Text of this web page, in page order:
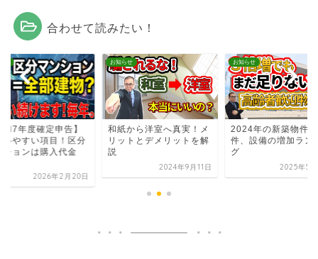
合わせて読みたい！
和7年度確定申告】
いやすい項目！区分
ションは購入代金
2026年2月20日
お知らせ
和紙から洋室へ真実！メ
リットとデメリットを解
説
2024年9月11日
お知らせ
2024年の新築物件
件、設備の増加ラン
グ
2025年5